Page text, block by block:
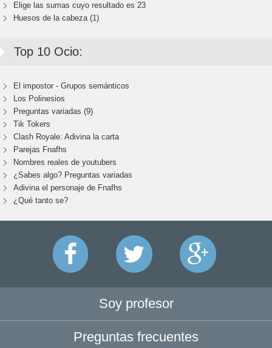
Elige las sumas cuyo resultado es 23
Huesos de la cabeza (1)
Top 10 Ocio:
El impostor - Grupos semánticos
Los Polinesios
Preguntas variadas (9)
Tik Tokers
Clash Royale: Adivina la carta
Parejas Fnafhs
Nombres reales de youtubers
¿Sabes algo? Preguntas variadas
Adivina el personaje de Fnafhs
¿Qué tanto se?
Soy profesor
Preguntas frecuentes